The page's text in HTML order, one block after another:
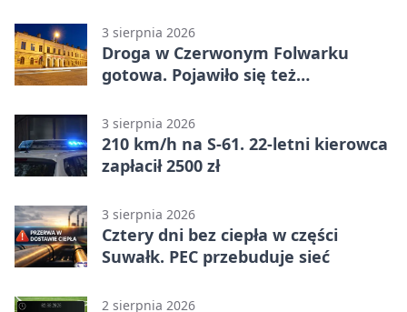
3 sierpnia 2026
Droga w Czerwonym Folwarku
gotowa. Pojawiło się też
3 sierpnia 2026
210 km/h na S-61. 22-letni kierowca
zapłacił 2500 zł
3 sierpnia 2026
Cztery dni bez ciepła w części
Suwałk. PEC przebuduje sieć
2 sierpnia 2026